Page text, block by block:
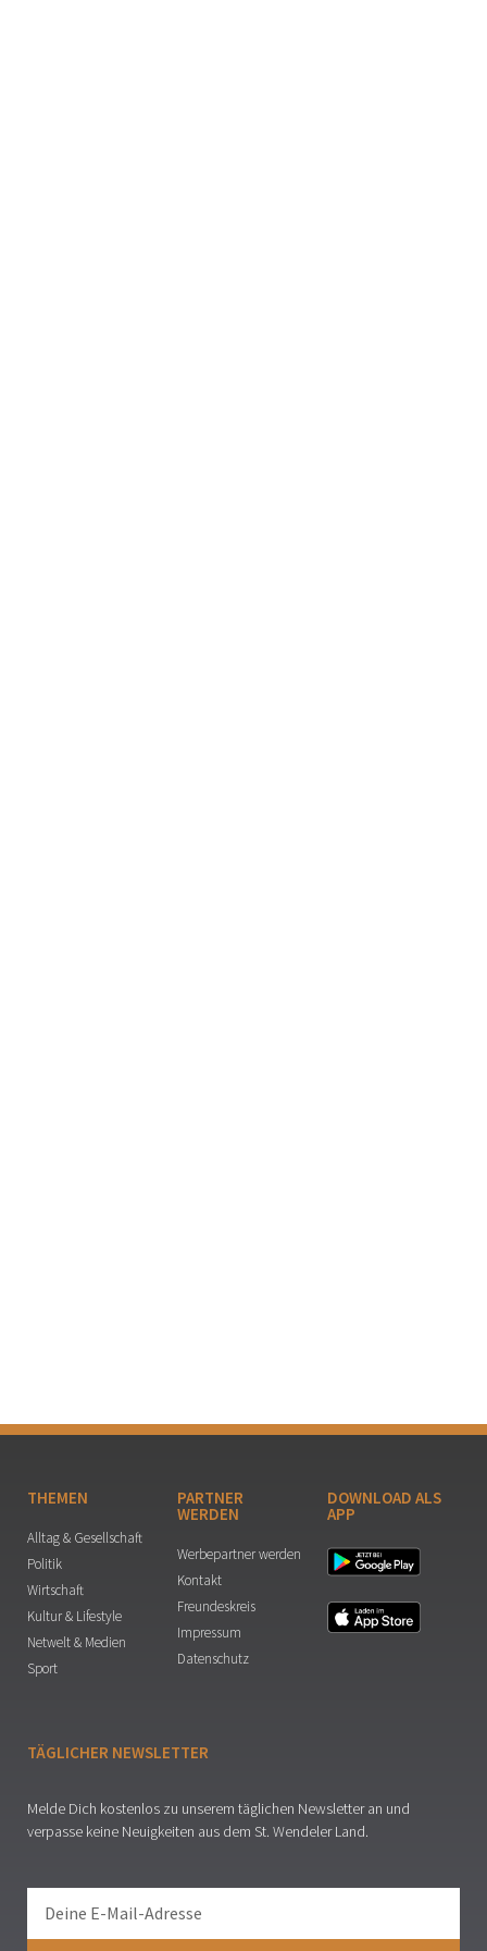
THEMEN
Alltag & Gesellschaft
Politik
Wirtschaft
Kultur & Lifestyle
Netwelt & Medien
Sport
PARTNER
WERDEN
Werbepartner werden
Kontakt
Freundeskreis
Impressum
Datenschutz
DOWNLOAD ALS
APP
TÄGLICHER NEWSLETTER
Melde Dich kostenlos zu unserem täglichen Newsletter an und
verpasse keine Neuigkeiten aus dem St. Wendeler Land.